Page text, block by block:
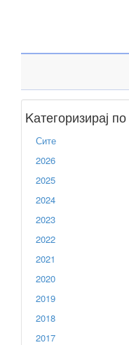
Kатегоризирај по
Сите
2026
2025
2024
2023
2022
2021
2020
2019
2018
2017